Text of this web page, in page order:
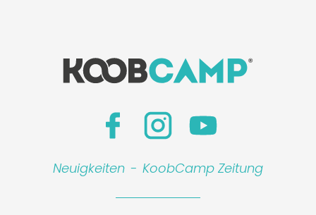
Neuigkeiten - KoobCamp Zeitung